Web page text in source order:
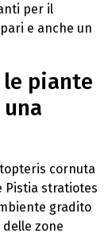
per il
e anche un
piante
cornuta
Pistia stratiotes
gradito
zone